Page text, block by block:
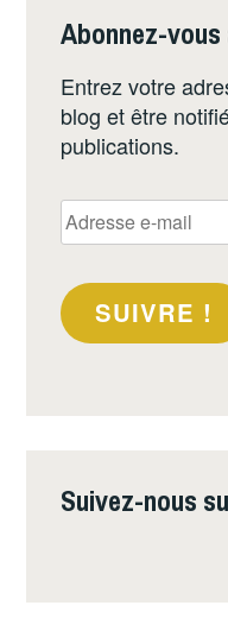
Abonnez-
Entrez votre
blog et être
publications.
Adresse
e-
SUIVRE !
Suivez-nous